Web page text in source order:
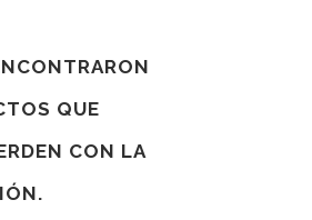
QUE
CON LA